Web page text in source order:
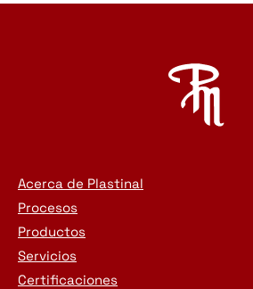
Acerca de Plastinal
Procesos
Productos
Servicios
Certificaciones